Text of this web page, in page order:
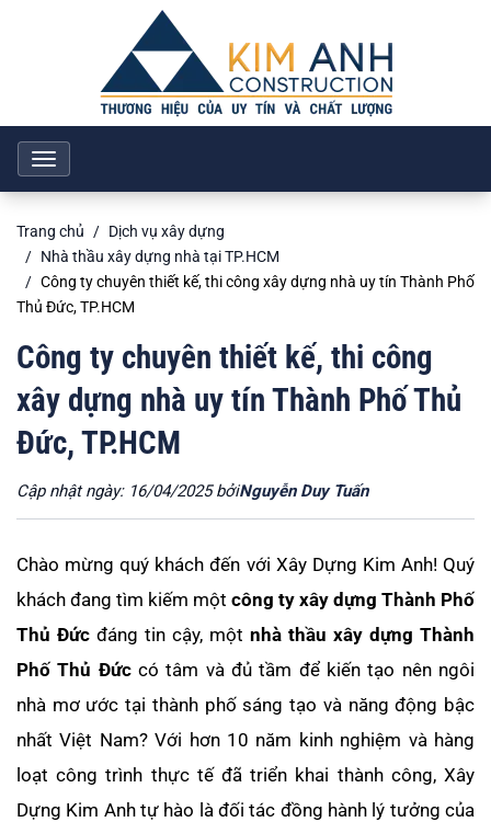
Toggle
navigation
Trang chủ
Dịch vụ xây dựng
Nhà thầu xây dựng nhà tại TP.HCM
Công ty chuyên thiết kế, thi công xây dựng nhà uy tín Thành Phố
Thủ Đức, TP.HCM
Công ty chuyên thiết kế, thi công
xây dựng nhà uy tín Thành Phố Thủ
Đức, TP.HCM
Cập nhật ngày: 16/04/2025 bởiNguyễn Duy Tuấn
Chào mừng quý khách đến với Xây Dựng Kim Anh! Quý
khách đang tìm kiếm một công ty xây dựng Thành Phố
Thủ Đức đáng tin cậy, một nhà thầu xây dựng Thành
Phố Thủ Đứccó tâm và đủ tầm để kiến tạo nên ngôi
nhà mơ ước tại thành phố sáng tạo và năng động bậc
nhất Việt Nam? Với hơn 10 năm kinh nghiệm và hàng
loạt công trình thực tế đã triển khai thành công, Xây
Dựng Kim Anh tự hào là đối tác đồng hành lý tưởng của